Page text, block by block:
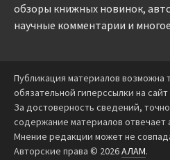
обзоры книжных новинок,
научные комментарии и
Публикация материалов возможна
обязательной гиперссылки на
За достоверность сведений,
содержание материалов отвечает
Мнение редакции может не
Авторские права © 2026АЛАМ.